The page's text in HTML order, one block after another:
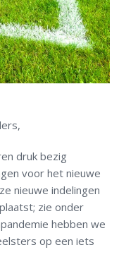
druk bezig
voor het nieuwe
nieuwe indelingen
zie onder
hebben we
op een iets